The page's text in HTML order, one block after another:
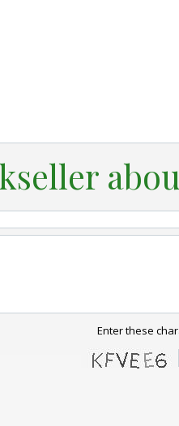
Enter these